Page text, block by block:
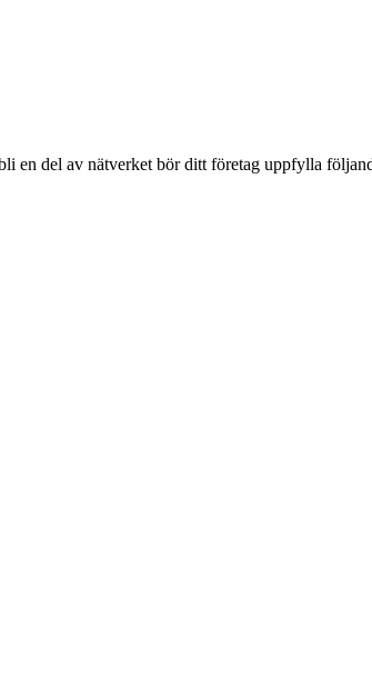
en del av nätverket bör ditt företag uppfylla